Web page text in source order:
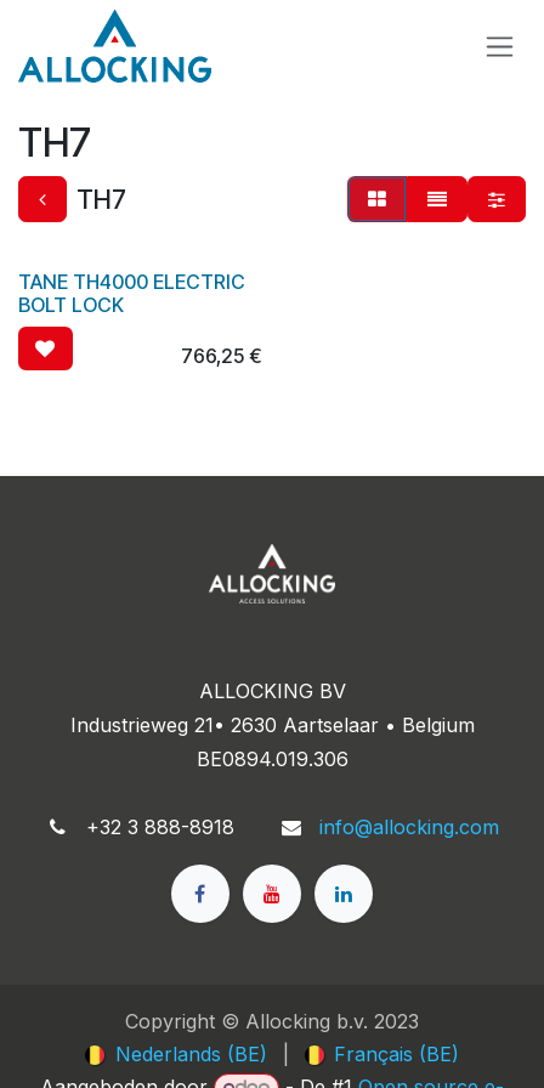
Overslaan naar inhoud
TH7
TH7
TANE TH4000 ELECTRIC
BOLT LOCK
766,25€
ALLOCKING BV
Industrieweg 21• 2630 Aartselaar • Belgium
BE0894.019.306
+32 3 888-8918 info@allocking.com
Copyright © Allocking b.v. 2023
Nederlands (BE)
Français (BE)